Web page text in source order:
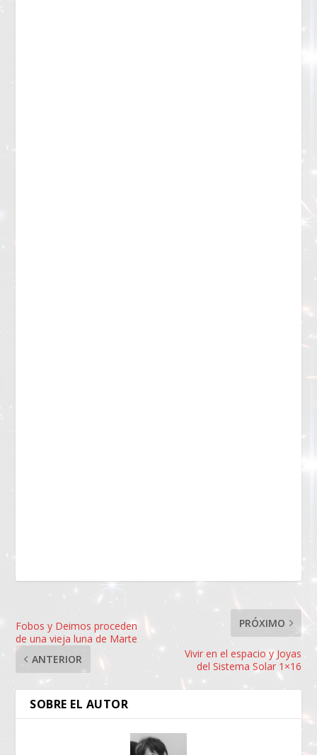
Fobos y Deimos proceden
de una vieja luna de Marte
ANTERIOR
PRÓXIMO
Vivir en el espacio y Joyas
del Sistema Solar 1×16
SOBRE EL AUTOR